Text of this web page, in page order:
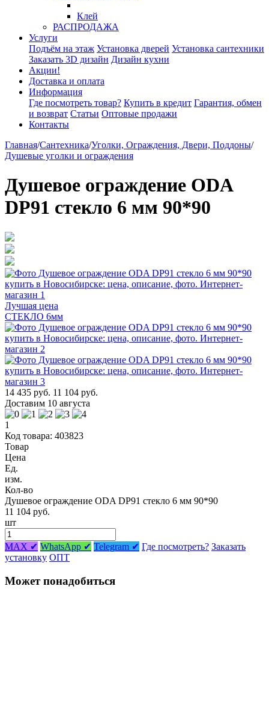
Клей
РАСПРОДАЖА
Услуги
Подъём на этаж Установка дверей Установка сантехники
Заказать 3D дизайн Дизайн кухни
Акции!
Доставка и оплата
Информация
Где посмотреть товар? Купить в кредит Гарантия, обмен
и возврат Статьи Оптовые продажи
Контакты
Главная/Сантехника/Уголки, Ограждения, Двери, Поддоны/
Душевые уголки и ограждения
Душевое ограждение ODA
DP91 стекло 6 мм 90*90
Лучшая цена
СТЕКЛО 6мм
14 435 руб. 11 104 руб.
Доставим 10 августа
1
Код товара: 403823
Товар
Цена
Ед.
изм.
Кол-во
Душевое ограждение ODA DP91 стекло 6 мм 90*90
11 104 руб.
шт
MAX ✔ WhatsApp ✔ Telegram ✔ Где посмотреть? Заказать
установку ОПТ
Может понадобиться